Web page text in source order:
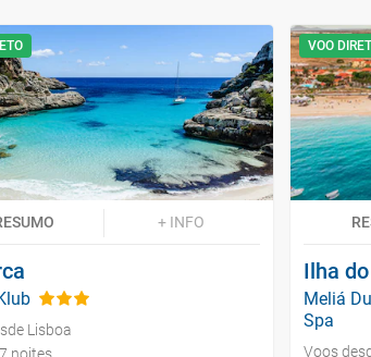
+ INFO
Lisboa
noites
VOO
Ilha
Meliá
Spa
Voos